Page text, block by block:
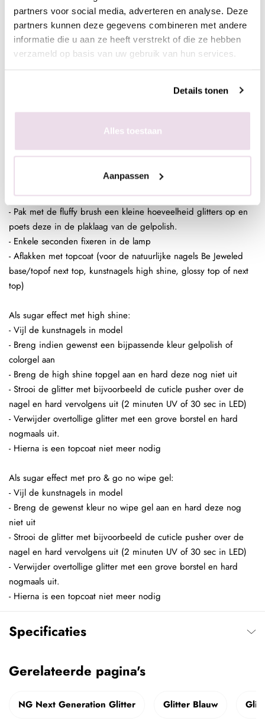
partners voor social media, adverteren en analyse. Deze
partners kunnen deze gegevens combineren met andere
informatie die u aan ze heeft verstrekt of die ze hebben
verzameld op basis van uw gebruik van hun services.
Details tonen
Alles toestaan
Aanpassen
In de plaklaag van de clear gelpolish (voor een optimaal
dehydrateren met magic prep en de ultrabond aan te brengen
- Pak met de fluffy brush een kleine hoeveelheid glitters op en
poets deze in de plaklaag van de gelpolish.
- Breng de rubber base, superbond base gel, of Be Jeweled
base/top aan
- Pak met de fluffy brush een kleine hoeveelheid glitters op en
poets deze in de plaklaag van de gelpolish.
- Enkele seconden fixeren in de lamp
- Aflakken met topcoat (voor de natuurlijke nagels Be Jeweled
base/topof next top, kunstnagels high shine, glossy top of next
top)
Als sugar effect met high shine:
- Vijl de kunstnagels in model
- Breng indien gewenst een bijpassende kleur gelpolish of
colorgel aan
- Breng de high shine topgel aan en hard deze nog niet uit
- Strooi de glitter met bijvoorbeeld de cuticle pusher over de
nagel en hard vervolgens uit (2 minuten UV of 30 sec in LED)
- Verwijder overtollige glitter met een grove borstel en hard
nogmaals uit.
- Hierna is een topcoat niet meer nodig
Als sugar effect met pro & go no wipe gel:
- Vijl de kunstnagels in model
- Breng de gewenst kleur no wipe gel aan en hard deze nog
niet uit
- Strooi de glitter met bijvoorbeeld de cuticle pusher over de
nagel en hard vervolgens uit (2 minuten UV of 30 sec in LED)
- Verwijder overtollige glitter met een grove borstel en hard
nogmaals uit.
- Hierna is een topcoat niet meer nodig
Specificaties
Gerelateerde pagina's
NG Next Generation Glitter Glitter Blauw